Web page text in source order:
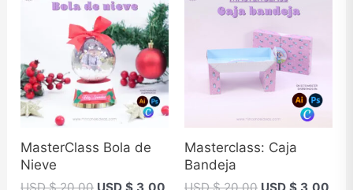
MasterClass Bola de
Nieve
Masterclass: Caja
Bandeja